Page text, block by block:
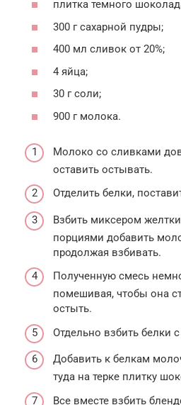
плитка темного
300 г сахарной пудры;
400 мл сливок от 20%;
4 яйца;
30 г соли;
900 г молока.
Молоко со сливками
оставить остывать.
Отделить белки,
Взбить миксером
порциями добавить
продолжая взбивать.
Полученную смесь
помешивая, чтобы она
остыть.
Отдельно взбить белки
Добавить к белкам
туда на терке плитку
Все вместе взбить